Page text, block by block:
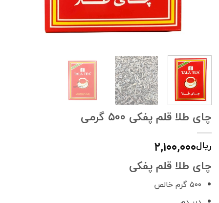
چای طلا قلم پفکی ۵۰۰ گرمی
ریال۲,۱۰۰,۰۰۰
چای طلا قلم پفکی
۵۰۰ گرم خالص